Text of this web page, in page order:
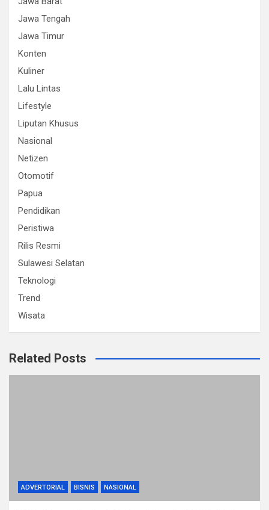
Jawa Tengah
Jawa Timur
Konten
Kuliner
Lalu Lintas
Lifestyle
Liputan Khusus
Nasional
Netizen
Otomotif
Papua
Pendidikan
Peristiwa
Rilis Resmi
Sulawesi Selatan
Teknologi
Trend
Wisata
Related Posts
ADVERTORIAL BISNIS NASIONAL